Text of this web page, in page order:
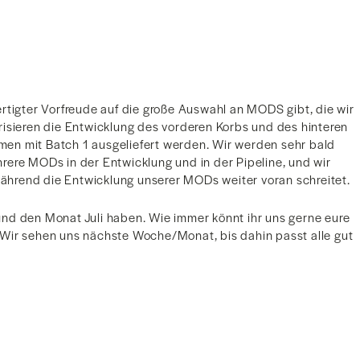
Vorfreude auf die große Auswahl an MODS gibt, die wir
die Entwicklung des vorderen Korbs und des hinteren
mit Batch 1 ausgeliefert werden. Wir werden sehr bald
MODs in der Entwicklung und in der Pipeline, und wir
die Entwicklung unserer MODs weiter voran schreitet.
den Monat Juli haben. Wie immer könnt ihr uns gerne eure
sehen uns nächste Woche/Monat, bis dahin passt alle gut